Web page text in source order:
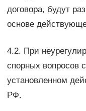
договора, будут
основе
4.2. При
спорных вопросов
установленном
РФ.